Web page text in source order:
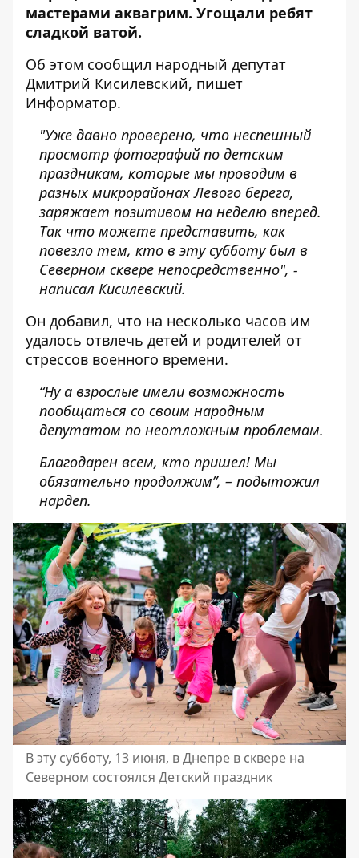
мастерами аквагрим. Угощали ребят
сладкой ватой.
Об этом сообщил народный депутат
Дмитрий Кисилевский, пишет
Информатор.
"Уже давно проверено, что неспешный
просмотр фотографий по детским
праздникам, которые мы проводим в
разных микрорайонах Левого берега,
заряжает позитивом на неделю вперед.
Так что можете представить, как
повезло тем, кто в эту субботу был в
Северном сквере непосредственно", -
написал Кисилевский.
Он добавил, что на несколько часов им
удалось отвлечь детей и родителей от
стрессов военного времени.
“Ну а взрослые имели возможность
пообщаться со своим народным
депутатом по неотложным проблемам.
Благодарен всем, кто пришел! Мы
обязательно продолжим”, – подытожил
нардеп.
В эту субботу, 13 июня, в Днепре в сквере на
Северном состоялся Детский праздник